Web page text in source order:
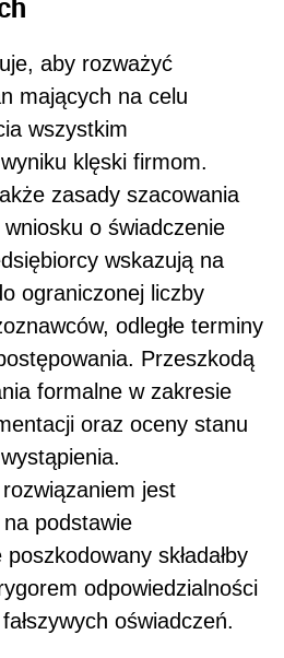
aby rozważyć
mających na celu
wszystkim
klęski firmom.
zasady szacowania
o świadczenie
wskazują na
ograniczonej liczby
odległe terminy
Przeszkodą
formalne w zakresie
oraz oceny stanu
jest
podstawie
składałby
odpowiedzialności
oświadczeń.